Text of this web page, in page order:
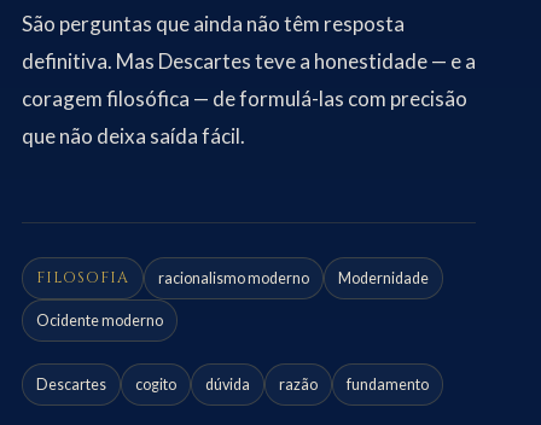
São perguntas que ainda não têm resposta
definitiva. Mas Descartes teve a honestidade — e a
coragem filosófica — de formulá-las com precisão
que não deixa saída fácil.
FILOSOFIA racionalismo moderno Modernidade
Ocidente moderno
Descartes cogito dúvida razão fundamento